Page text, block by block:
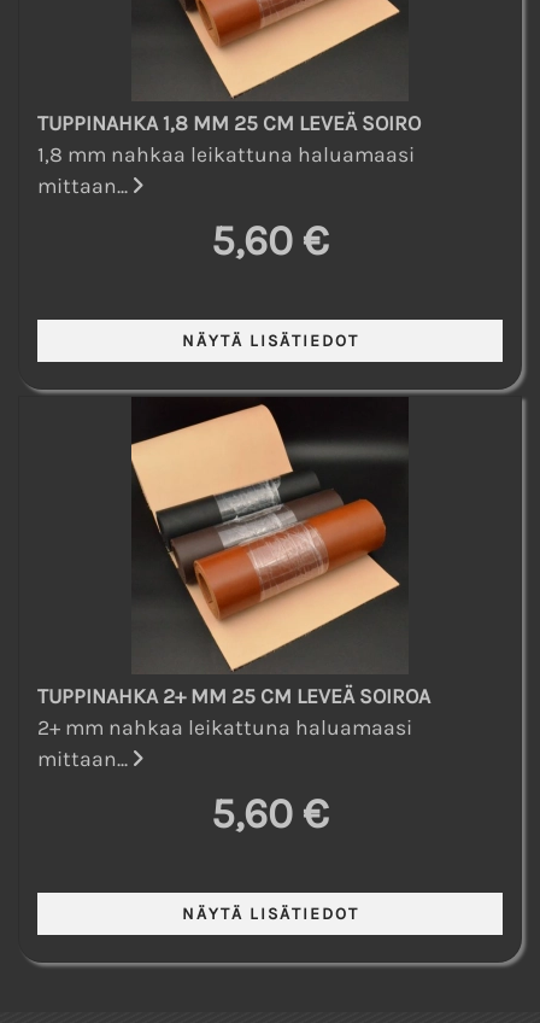
TUPPINAHKA 1,8 MM 25 CM LEVEÄ SOIRO
1,8 mm nahkaa leikattuna haluamaasi
mittaan...
5,60 €
TUPPINAHKA 2+ MM 25 CM LEVEÄ SOIROA
2+ mm nahkaa leikattuna haluamaasi
mittaan...
5,60 €